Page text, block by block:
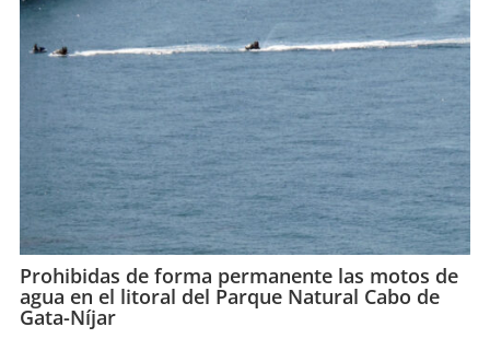
Prohibidas de forma permanente las motos de
agua en el litoral del Parque Natural Cabo de
Gata-Níjar